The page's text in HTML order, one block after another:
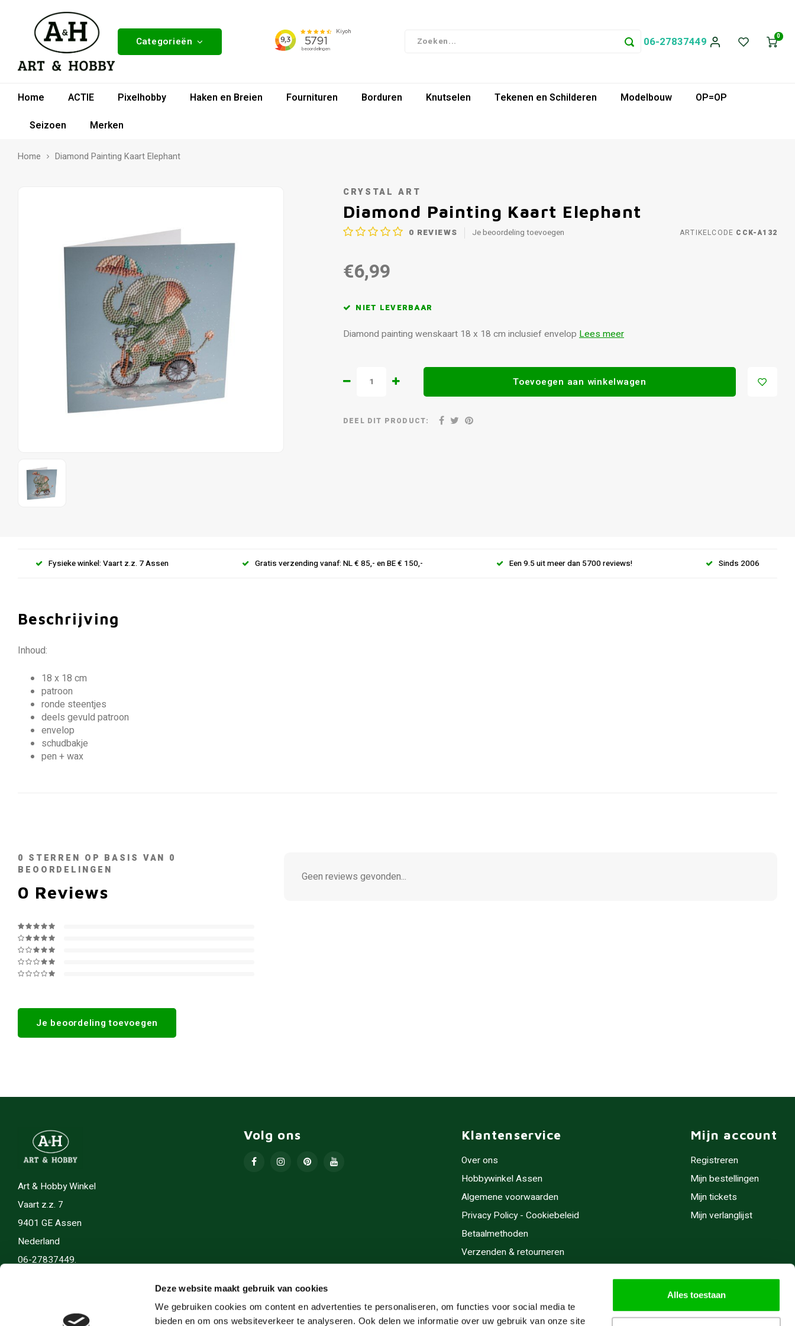
Deze website maakt gebruik van cookies
We gebruiken cookies om content en advertenties te personaliseren, om functies voor social media te
bieden en om ons websiteverkeer te analyseren. Ook delen we informatie over uw gebruik van onze site
Alles toestaan
Categorieën 06-27837449 0
Home ACTIE Pixelhobby Haken en Breien Fournituren Borduren Knutselen Tekenen en Schilderen Modelbouw
OP=OP
Seizoen
Merken
Home Diamond Painting Kaart Elephant
CRYSTAL ART
Diamond Painting Kaart Elephant
0 REVIEWS Je beoordeling toevoegen ARTIKELCODE CCK-A132
€6,99
NIET LEVERBAAR
Diamond painting wenskaart 18 x 18 cm inclusief envelop Lees meer
Toevoegen aan winkelwagen
DEEL DIT PRODUCT:
Fysieke winkel: Vaart z.z. 7 Assen Gratis verzending vanaf: NL € 85,- en BE € 150,- Een 9.5 uit meer dan 5700 reviews! Sinds 2006
Beschrijving
Inhoud:
18 x 18 cm
patroon
ronde steentjes
deels gevuld patroon
envelop
schudbakje
pen + wax
0 STERREN OP BASIS VAN 0
BEOORDELINGEN
0 Reviews
Je beoordeling toevoegen
Geen reviews gevonden...
Art & Hobby Winkel
Vaart z.z. 7
9401 GE Assen
Nederland
06-27837449.
Volg ons Klantenservice
Over ons
Hobbywinkel Assen
Algemene voorwaarden
Privacy Policy - Cookiebeleid
Betaalmethoden
Verzenden & retourneren
Cadeaubonnen
Mijn account
Registreren
Mijn bestellingen
Mijn tickets
Mijn verlanglijst